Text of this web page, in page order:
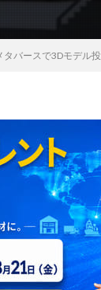
バースで3Dモデル